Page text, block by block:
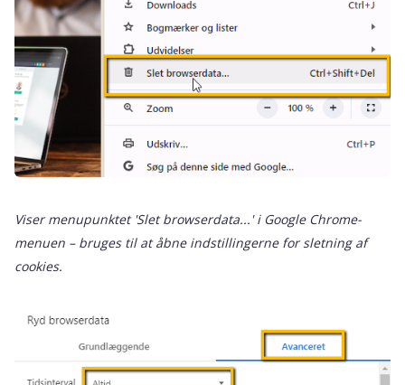
Viser menupunktet 'Slet browserdata...' i Google Chrome-
menuen – bruges til at åbne indstillingerne for sletning af
cookies.